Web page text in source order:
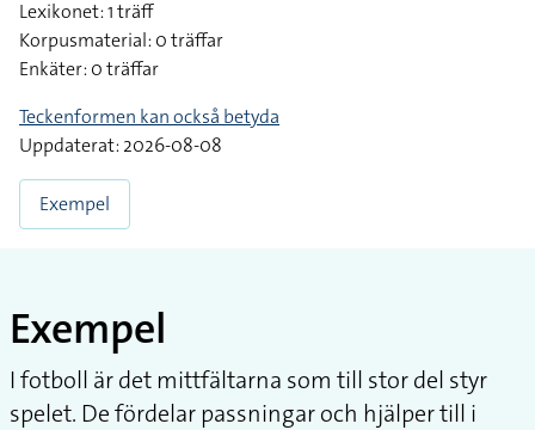
Lexikonet: 1 träff
Korpusmaterial: 0 träffar
Enkäter: 0 träffar
Teckenformen kan också betyda
Uppdaterat: 2026-08-08
Exempel
Exempel
I fotboll är det mittfältarna som till stor del styr
spelet. De fördelar passningar och hjälper till i